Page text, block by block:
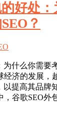
好处
？
为什么你需要
经济的发展，
以提高其品牌
，谷歌SEO外